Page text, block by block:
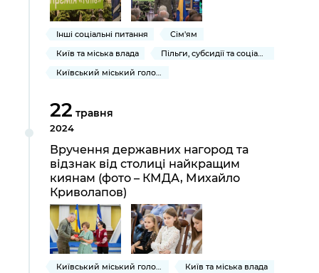
Інші соціальні питання
Сім'ям
Київ та міська влада
Пільги, субсидії та соціальний захист
Київський міський голова
22 травня
2024
Вручення державних нагород та
відзнак від столиці найкращим
киянам (фото – КМДА, Михайло
Криволапов)
Київський міський голова
Київ та міська влада